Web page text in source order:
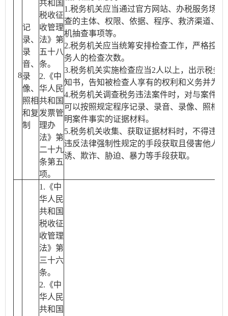
8
记
录、
录
音、
录
像、
照相
和复
制
共和国
税收征
收管理
法》第
五十八
条。
2.《中
华人民
共和国
发票管
理办
法》第
二十九
条第五
项。
1.税务机关应当通过官方网站、办税服务场
查的主体、权限、依据、程序、救济渠道、
机抽查事项等。
2.税务机关应当统筹安排检查工作，严格控
务人的检查次数。
3.税务机关实施检查应当2人以上，出示税务
知书，告知被检查人享有的权利和义务并为
4.税务机关调查税务违法案件时，对与案件有
可以按照规定程序记录、录音、录像、照相
明案件事实的证据材料。
5.税务机关收集、获取证据材料时，不得违
违反法律强制性规定的手段获取且侵害他人
诱、欺诈、胁迫、暴力等手段获取。
1.《中
华人民
共和国
税收征
收管理
法》第
三十六
条。
2.《中
华人民
共和国